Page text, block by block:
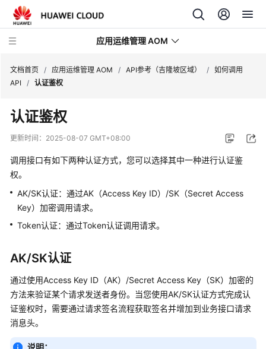
应用运维管理 AOM
最
新
动
介
绍
费
说
明
快
速
门
文档首页 / 应用运维管理 AOM / API参考（吉隆坡区域） / 如何调用
API / 认证鉴权
认证鉴权
更新时间： 2025-08-07 GMT+08:00
调用接口有如下两种认证方式，您可以选择其中一种进行认证鉴
权。
AK/SK认证：通过AK（Access Key ID）/SK（Secret Access
Key）加密调用请求。
Token认证：通过Token认证调用请求。
AK/SK认证
通过使用Access Key ID（AK）/Secret Access Key（SK）加密的
方法来验证某个请求发送者身份。当您使用AK/SK认证方式完成认
证鉴权时，需要通过请求签名流程获取签名并增加到业务接口请求
消息头。
说明：